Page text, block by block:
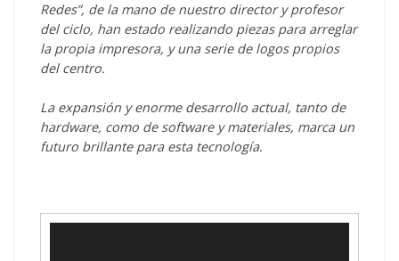
Redes”, de la mano de nuestro director y profesor
del ciclo, han estado realizando piezas para arreglar
la propia impresora, y una serie de logos propios
del centro.
La expansión y enorme desarrollo actual, tanto de
hardware, como de software y materiales, marca un
futuro brillante para esta tecnología.